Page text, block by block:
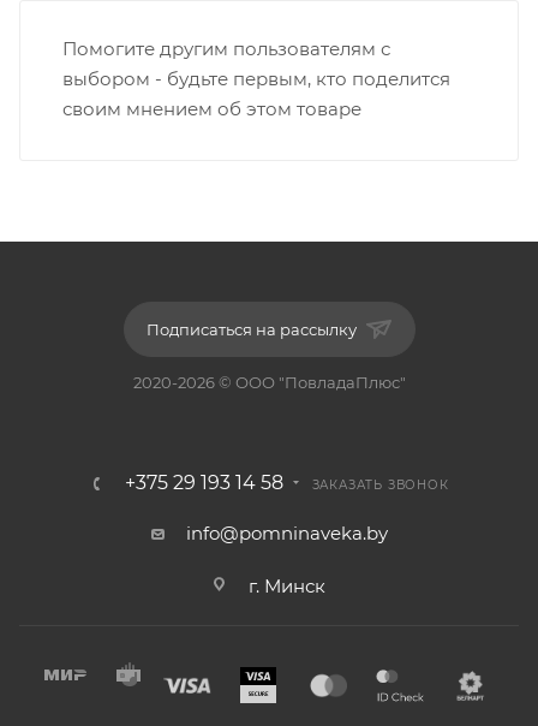
Помогите другим пользователям с
выбором - будьте первым, кто поделится
своим мнением об этом товаре
Подписаться на рассылку
2020-2026 © ООО "ПовладаПлюс"
+375 29 193 14 58 ЗАКАЗАТЬ ЗВОНОК
info@pomninaveka.by
г. Минск